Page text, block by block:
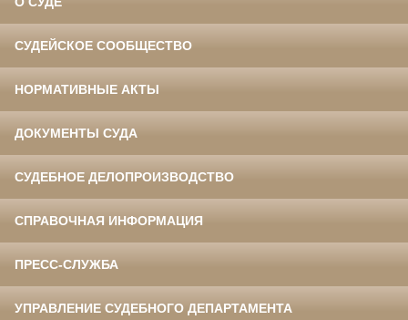
СУДЕЙСКОЕ СООБЩЕСТВО
НОРМАТИВНЫЕ АКТЫ
ДОКУМЕНТЫ СУДА
СУДЕБНОЕ ДЕЛОПРОИЗВОДСТВО
СПРАВОЧНАЯ ИНФОРМАЦИЯ
ПРЕСС-СЛУЖБА
УПРАВЛЕНИЕ СУДЕБНОГО ДЕПАРТАМЕНТА